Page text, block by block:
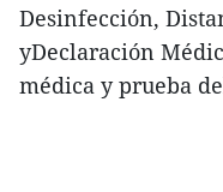
Desinfección,
yDeclaración
médica y prueba